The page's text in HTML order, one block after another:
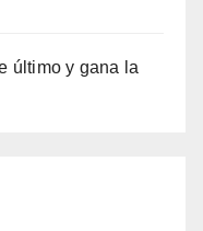
último y gana la